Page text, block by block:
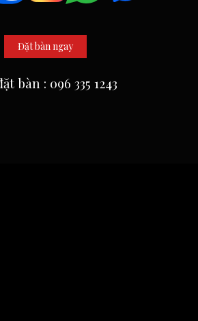
Đặt bàn ngay
bàn : 096 335 1243